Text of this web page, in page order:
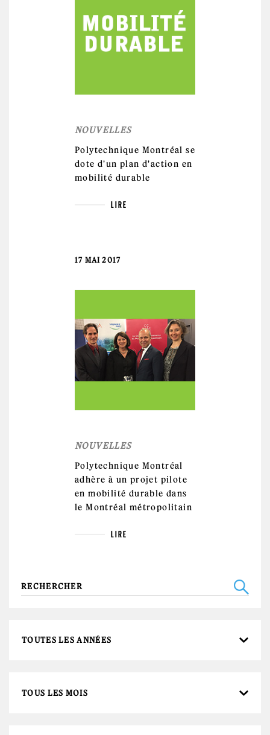
NOUVELLES
Polytechnique Montréal se
dote d'un plan d'action en
mobilité durable
LIRE
17 MAI 2017
NOUVELLES
Polytechnique Montréal
adhère à un projet pilote
en mobilité durable dans
le Montréal métropolitain
LIRE